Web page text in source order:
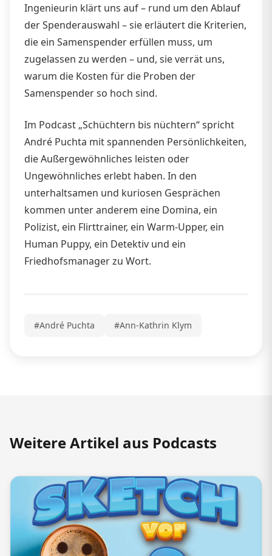
Ingenieurin klärt uns auf – rund um den Ablauf
der Spenderauswahl – sie erläutert die Kriterien,
die ein Samenspender erfüllen muss, um
zugelassen zu werden – und, sie verrät uns,
warum die Kosten für die Proben der
Samenspender so hoch sind.
Im Podcast „Schüchtern bis nüchtern“ spricht
André Puchta mit spannenden Persönlichkeiten,
die Außergewöhnliches leisten oder
Ungewöhnliches erlebt haben. In den
unterhaltsamen und kuriosen Gesprächen
kommen unter anderem eine Domina, ein
Polizist, ein Flirttrainer, ein Warm-Upper, ein
Human Puppy, ein Detektiv und ein
Friedhofsmanager zu Wort.
#André Puchta #Ann-Kathrin Klym
Weitere Artikel aus Podcasts